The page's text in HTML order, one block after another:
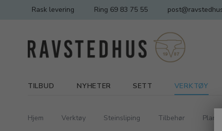
Rask levering Ring 69 83 75 55
TILBUD NYHETER SETT VERKTØY
Hjem Verktøy Steinsliping Tilbehør